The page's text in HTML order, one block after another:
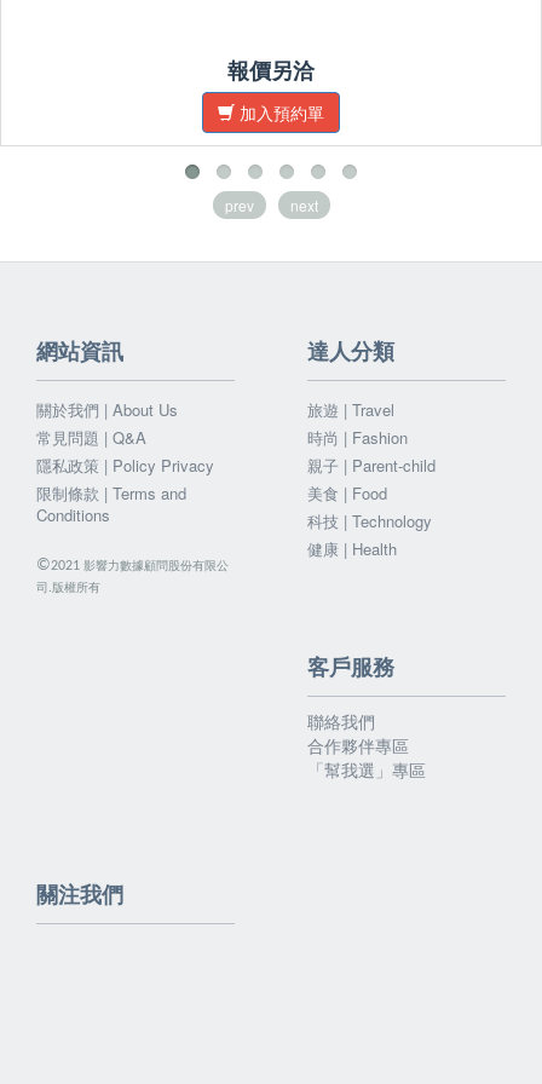
報價另洽
加入預約單
prev next
網站資訊
關於我們 | About Us
常見問題 | Q&A
隱私政策 | Policy Privacy
限制條款 | Terms and
Conditions
©2021 影響力數據顧問股份有限公
司.版權所有
達人分類
旅遊 | Travel
時尚 | Fashion
親子 | Parent-child
美食 | Food
科技 | Technology
健康 | Health
客戶服務
聯絡我們
合作夥伴專區
「幫我選」專區
關注我們